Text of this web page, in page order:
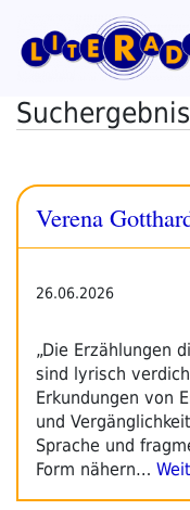
Inhalt
springen
Verena
26.06.2026
„Die Erzählungen
sind lyrisch
Erkundungen von
und
Sprache und
Form nähern…